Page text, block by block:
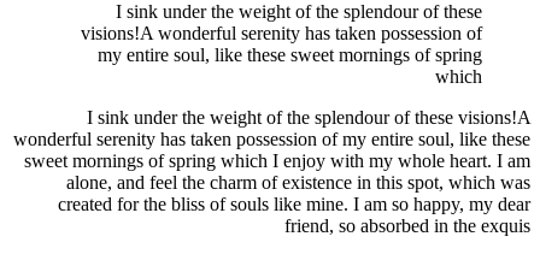
I sink under the weight of the splendour of these
visions!A wonderful serenity has taken possession of
my entire soul, like these sweet mornings of spring
which
I sink under the weight of the splendour of these visions!A
wonderful serenity has taken possession of my entire soul, like these
sweet mornings of spring which I enjoy with my whole heart. I am
alone, and feel the charm of existence in this spot, which was
created for the bliss of souls like mine. I am so happy, my dear
friend, so absorbed in the exquis